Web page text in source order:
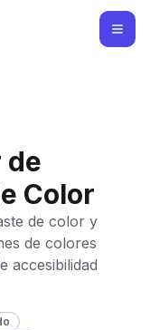
de
Color
de color y
de colores
accesibilidad